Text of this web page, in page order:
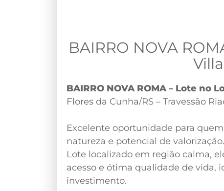
BAIRRO NOVA
BAIRRO NOVA ROMA – Lote no
Flores da Cunha/RS – Travessão
Excelente oportunidade para
natureza e potencial de valorização.
Lote localizado em região calma,
acesso e ótima qualidade de vida,
investimento.